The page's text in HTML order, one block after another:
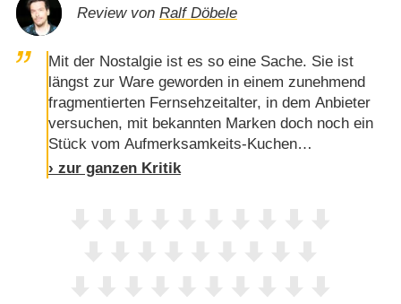
Review von Ralf Döbele
Mit der Nostalgie ist es so eine Sache. Sie ist
längst zur Ware geworden in einem zunehmend
fragmentierten Fernsehzeitalter, in dem Anbieter
versuchen, mit bekannten Marken doch noch ein
Stück vom Aufmerksamkeits-Kuchen
abzubekommen. Dass sich aber ausgerechnet
› zur ganzen Kritik